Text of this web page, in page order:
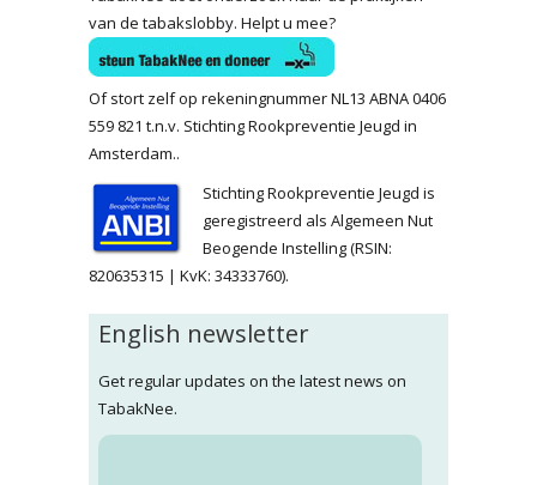
van de tabakslobby. Helpt u mee?
Of stort zelf op rekeningnummer NL13 ABNA 0406
559 821 t.n.v. Stichting Rookpreventie Jeugd in
Amsterdam..
Stichting Rookpreventie Jeugd is
geregistreerd als Algemeen Nut
Beogende Instelling (RSIN:
820635315 | KvK: 34333760).
English newsletter
Get regular updates on the latest news on
TabakNee.